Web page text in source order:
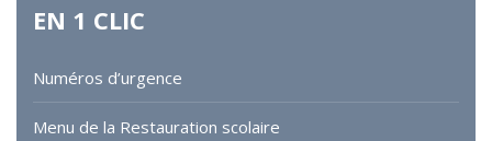
EN 1 CLIC
Numéros d’urgence
Menu de la Restauration scolaire